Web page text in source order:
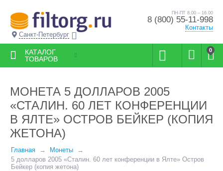
Санкт-Петербург
ПН-ПТ 8.00 – 16.00
8 (800) 55-11-998
Контакты
0
КАТАЛОГ
ТОВАРОВ
МОНЕТА 5 ДОЛЛАРОВ 2005
«СТАЛИН. 60 ЛЕТ КОНФЕРЕНЦИИ
В ЯЛТЕ» ОСТРОВ БЕЙКЕР (КОПИЯ
ЖЕТОНА)
Главная
Монеты
5 долларов 2005 «Сталин. 60 лет конференции в Ялте» Остров
Бейкер (копия жетона)